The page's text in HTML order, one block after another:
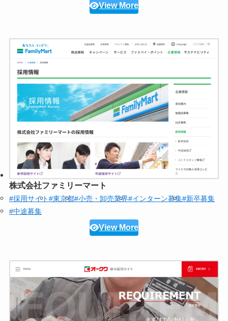
View More
株式会社ファミリーマート
#採用サイト#東京都#小売・卸売業界#インターン募集#新卒募集
#中途募集
View More